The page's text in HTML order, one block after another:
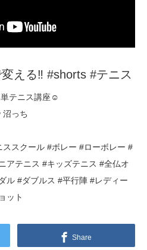
える‼ #shorts #テニス
テニス講座☺
沼っち
スクール #ボレー #ローボレー #
アテニス #キッズテニス #全仏オ
ル #ダブルス #平行陣 #レディー
ット
Share